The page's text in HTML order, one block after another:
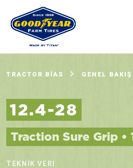
TRACTOR BIAS GENEL BAKIŞ
12.4-28
Traction Sure Grip •
TEKNIK VERI